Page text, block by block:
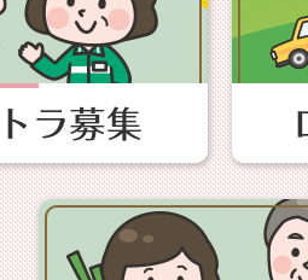
瀬市役所、かなが
玉木宏さん、岡崎